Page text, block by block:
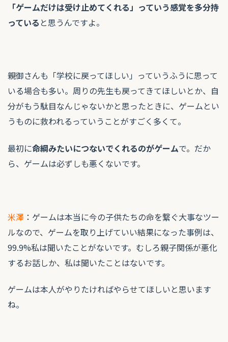
「ゲームだけは受け止めてくれる」っていう感覚を多分持
っている と思うんですよ。
親御さんも「学校に戻ってほしい」っていうふうに思って
いる場合も多い。周りの先生も戻ってきてほしいとか、自
分がもう駄目なんじゃないかと思ったときに、ゲームとい
うものに救われるっていうことがすごく多くて。
最初に命綱みたいにつないでくれるのがゲームで。だか
ら、ゲームは必ずしも悪くないです。
米澤 ：ゲームは本当に今の子供たちの命を繋ぐ大事なツー
ルなので、ゲームを取り上げていい結果になった事例は、
99.9%私は聞いたことがないです。むしろ親子関係が悪化
するお話しか、私は聞いたことはないです。
ゲームは本人がやりたければやらせてほしいと思います
ね。